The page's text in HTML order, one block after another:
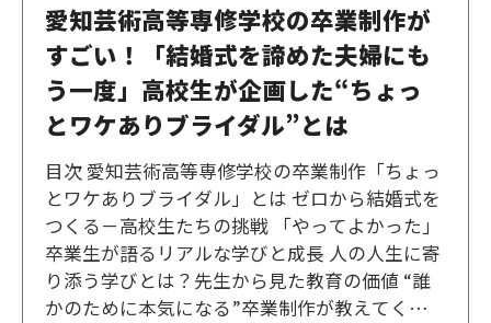
愛知芸術高等専修学校の卒業制作が
すごい！「結婚式を諦めた夫婦にも
う一度」高校生が企画した“ちょっ
とワケありブライダル”とは
目次 愛知芸術高等専修学校の卒業制作「ちょっ
とワケありブライダル」とは ゼロから結婚式を
つくる－高校生たちの挑戦 「やってよかった」
卒業生が語るリアルな学びと成長 人の人生に寄
り添う学びとは？先生から見た教育の価値 “誰
かのために本気になる”卒業制作が教えてくれ